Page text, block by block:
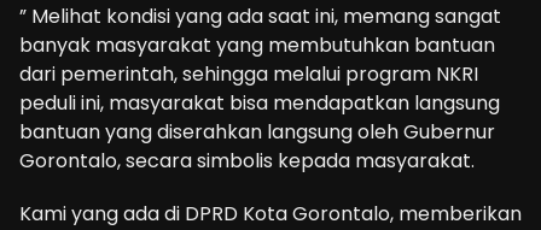
” Melihat kondisi yang ada saat ini, memang sangat
banyak masyarakat yang membutuhkan bantuan
dari pemerintah, sehingga melalui program NKRI
peduli ini, masyarakat bisa mendapatkan langsung
bantuan yang diserahkan langsung oleh Gubernur
Gorontalo, secara simbolis kepada masyarakat.
Kami yang ada di DPRD Kota Gorontalo, memberikan